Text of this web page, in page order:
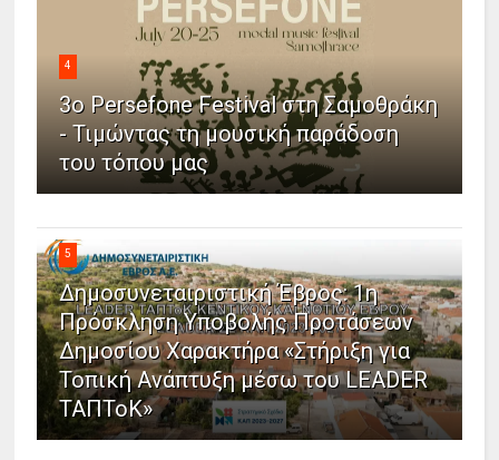
4
3ο Persefone Festival στη Σαμοθράκη
- Τιμώντας τη μουσική παράδοση
του τόπου μας
5
Δημοσυνεταιριστική Έβρος: 1η
Πρόσκληση Υποβολής Προτάσεων
Δημοσίου Χαρακτήρα «Στήριξη για
Τοπική Ανάπτυξη μέσω του LEADER
ΤΑΠΤοΚ»